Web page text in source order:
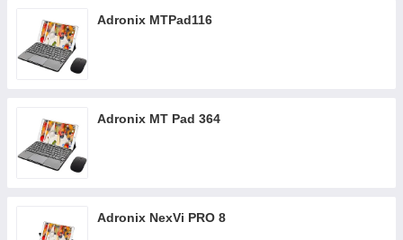
Adronix MTPad116
Adronix MT Pad 364
Adronix NexVi PRO 8